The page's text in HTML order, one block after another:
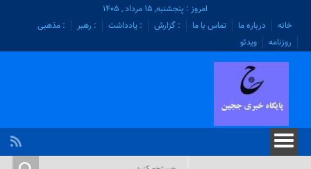
امروز : پنجشنبه, ۱۵ مرداد , ۱۴۰۵
خانه
درباره ما تماس با ما : گزارش : یادداشت : رهبر
: مذهبی
روزنامه
ویدئو